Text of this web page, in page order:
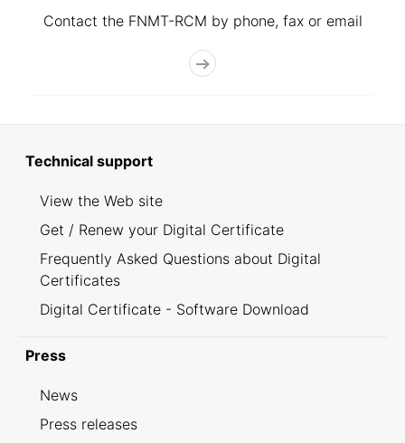
Contact the FNMT-RCM by phone, fax or email
Technical support
View the Web site
Get / Renew your Digital Certificate
Frequently Asked Questions about Digital
Certificates
Digital Certificate - Software Download
Press
News
Press releases